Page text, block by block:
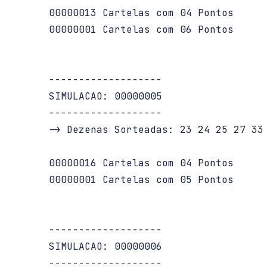
   00000013 Cartelas com 04 Pontos
   00000001 Cartelas com 06 Pontos
   -------------------
   SIMULACAO: 00000005
   -------------------
-> Dezenas Sorteadas: 23 24 25 27
   00000016 Cartelas com 04 Pontos
   00000001 Cartelas com 05 Pontos
   -------------------
   SIMULACAO: 00000006
   -------------------